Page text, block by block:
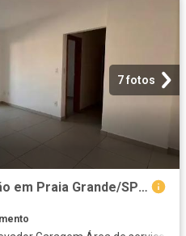
7 fotos
Apartamento para Locação em Praia Grande/SP Guilhermina 2 Quartos